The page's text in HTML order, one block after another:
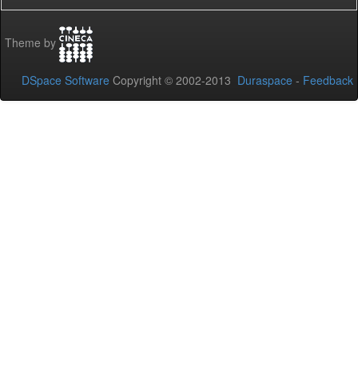
Theme by
DSpace Software Copyright © 2002-2013 Duraspace - Feedback